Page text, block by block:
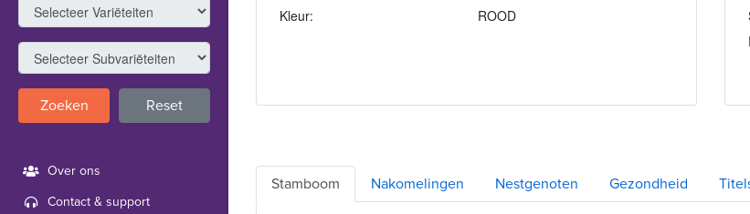
Zoeken Reset
Over ons
Contact & support
Kleur:
ROOD
Stamboom Nakomelingen Nestgenoten Gezondheid